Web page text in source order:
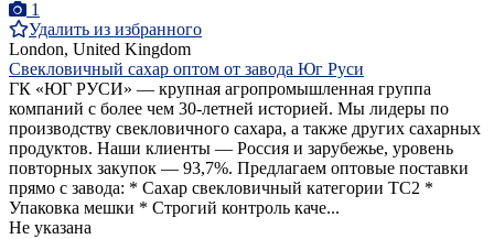
1
Удалить из избранного
London, United Kingdom
Свекловичный сахар оптом от завода Юг Руси
ГК «ЮГ РУСИ» — крупная агропромышленная группа
компаний с более чем 30-летней историей. Мы лидеры по
производству свекловичного сахара, а также других сахарных
продуктов. Наши клиенты — Россия и зарубежье, уровень
повторных закупок — 93,7%. Предлагаем оптовые поставки
прямо с завода: * Сахар свекловичный категории ТС2 *
Упаковка мешки * Строгий контроль каче...
Не указана